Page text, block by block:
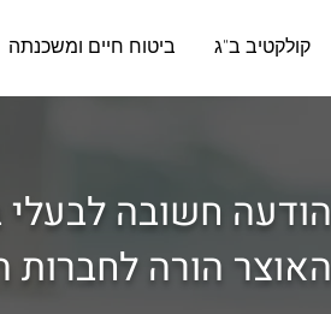
קולקטיב ב"ג ביטוח חיים ומשכנתה
הודעה חשובה לבעלי
האוצר הורה לחברות